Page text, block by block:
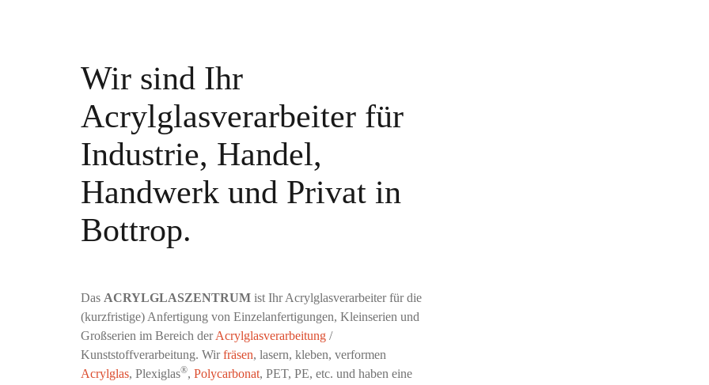
Wir sind Ihr
Acrylglasverarbeiter für
Industrie, Handel,
Handwerk und Privat in
Bottrop.
Das ACRYLGLASZENTRUM ist Ihr Acrylglasverarbeiter für die
(kurzfristige) Anfertigung von Einzelanfertigungen, Kleinserien und
Großserien im Bereich derAcrylglasverarbeitung /
Kunststoffverarbeitung. Wirfräsen, lasern, kleben, verformen
Acrylglas, Plexiglas®, Polycarbonat, PET, PE, etc. und haben eine